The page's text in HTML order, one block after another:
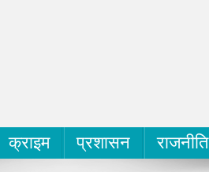
क्राइम प्रशासन राजनीति